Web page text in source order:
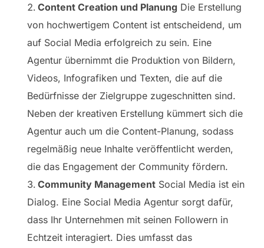
Content Creation und Planung Die Erstellung
von hochwertigem Content ist entscheidend, um
auf Social Media erfolgreich zu sein. Eine
Agentur übernimmt die Produktion von Bildern,
Videos, Infografiken und Texten, die auf die
Bedürfnisse der Zielgruppe zugeschnitten sind.
Neben der kreativen Erstellung kümmert sich die
Agentur auch um die Content-Planung, sodass
regelmäßig neue Inhalte veröffentlicht werden,
die das Engagement der Community fördern.
Community Management Social Media ist ein
Dialog. Eine Social Media Agentur sorgt dafür,
dass Ihr Unternehmen mit seinen Followern in
Echtzeit interagiert. Dies umfasst das